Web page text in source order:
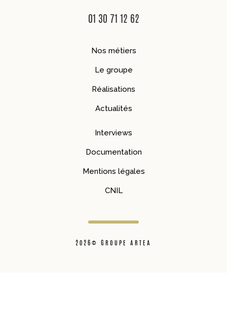
01 30 71 12 62
Nos métiers
Le groupe
Réalisations
Actualités
Interviews
Documentation
Mentions légales
CNIL
2026© GROUPE ARTEA